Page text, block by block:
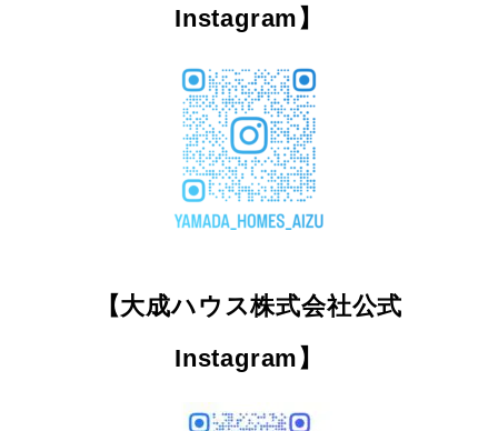
Instagram】
【大成ハウス株式会社公式
Instagram】